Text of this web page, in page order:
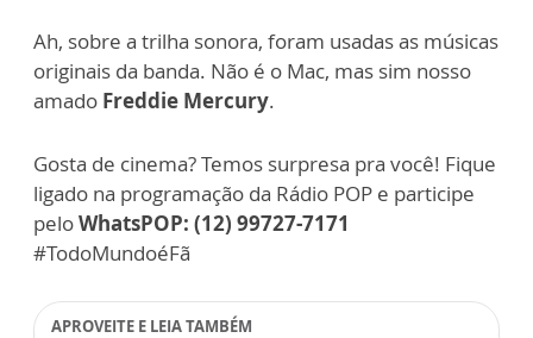
Ah, sobre a trilha sonora, foram usadas as músicas
originais da banda. Não é o Mac, mas sim nosso
amado Freddie Mercury.
Gosta de cinema? Temos surpresa pra você! Fique
ligado na programação da Rádio POP e participe
peloWhatsPOP: (12) 99727-7171
#TodoMundoéFã
APROVEITE E LEIA TAMBÉM